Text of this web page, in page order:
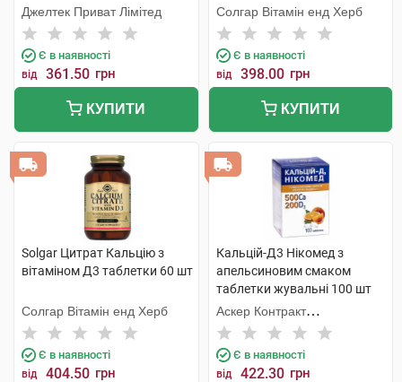
Джелтек Приват Лімітед
Є в наявності
від 361.50 грн
КУПИТИ
Солгар Вітамін енд Херб
Є в наявності
від 398.00 грн
КУПИТИ
Solgar Цитрат Кальцію з
вітаміном Д3 таблетки 60 шт
Солгар Вітамін енд Херб
Є в наявності
від 404.50 грн
Кальцій-Д3 Нікомед з
апельсиновим смаком
таблетки жувальні 100 шт
Аскер Контракт
Мануфекчерінг АС
Є в наявності
від 422.30 грн